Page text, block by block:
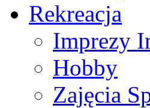
Rekreacja
Imprezy
Hobby
Zajęcia